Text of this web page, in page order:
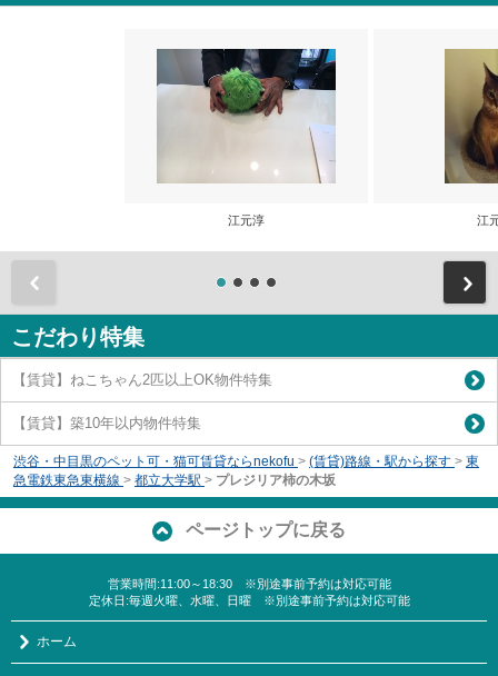
江元淳 江
こだわり特集
【賃貸】ねこちゃん2匹以上OK物件特集
【賃貸】築10年以内物件特集
渋谷・中目黒のペット可・猫可賃貸ならnekofu > (賃貸)路線・駅から探す > 東
急電鉄東急東横線 > 都立大学駅 > プレジリア柿の木坂
ページトップに戻る
営業時間:11:00～18:30 ※別途事前予約は対応可能
定休日:毎週火曜、水曜、日曜 ※別途事前予約は対応可能
ホーム